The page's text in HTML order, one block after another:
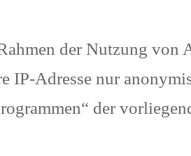
der Nutzung von
IP-Adresse nur
der